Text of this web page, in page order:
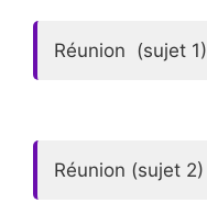
Réunion (sujet 1)
Réunion (sujet 2)